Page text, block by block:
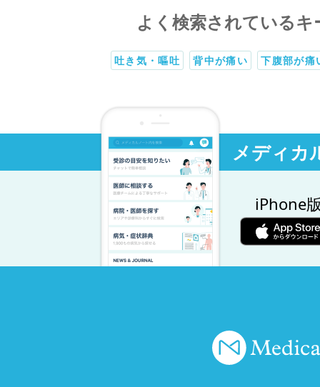
よく検索されているキ
吐き気・嘔吐 背中が痛い 下腹部が痛
メディカ
iPhone